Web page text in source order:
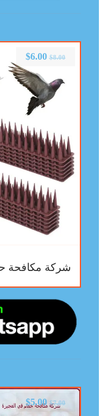
شركة مكافحة حمام
$8.00
$6.00
$7.00
$5.00